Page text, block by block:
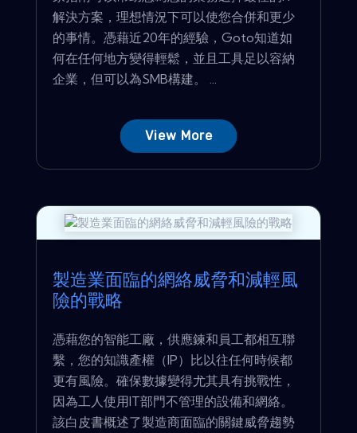
解決方案，理想情況下可以使您合併和更少
的事情。憑藉近20年的經驗，Goto知道如
何在任何地方變得輕鬆，並且工具足以容納
企業，但可以為SMB構建。 ...
View More
製造業面臨的網絡威脅和減輕風
險的戰略
憑藉您的智能工廠，供應鍊和員工都相互聯
繫，您的知識產權（IP）比以往任何時候都
更有風險。確保數據變得尤其具有挑戰性，
因為工人使用IT部門不管理的設備和網絡。
該白皮書概述了製造商面臨的關鍵威脅趨勢